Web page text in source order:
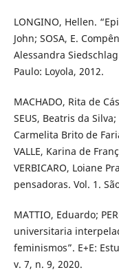
LONGINO, Hellen.
John; SOSA, E.
Alessandra
Paulo: Loyola, 2012.
MACHADO, Rita de
SEUS, Beatris da
Carmelita Brito de
VALLE, Karina de
VERBICARO, Loiane
pensadoras. Vol. 1.
MATTIO, Eduardo;
universitaria
feminismos”. E+E:
v. 7, n. 9, 2020.